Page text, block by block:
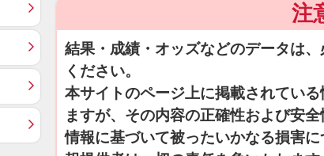
注
結果・成績・オッズなどのデータは
ください。
本サイトのページ上に掲載されてい
ますが、その内容の正確性および安
情報に基づいて被ったいかなる損害